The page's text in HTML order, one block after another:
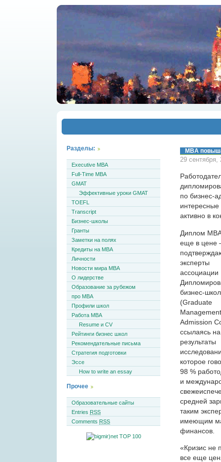
MBA
29
по бизнес-
интересные
активно в
Диплом
еще в цене
эксперты
ассоциации
бизнес-школ
(Graduate
Management
Admission
ссылаясь на
результаты
которое
98 %
и
средней
таким
имеющим
финансов.
«Кризис не
все еще
Разделы:
Executive MBA
Full-Time MBA
GMAT
Эффективные уроки GMAT
TOEFL
Transcript
Бизнес-школы
Гранты
Заметки на полях
Кредиты на MBA
Личности
Новости мира MBA
О лидерстве
Образование за рубежом
про MBA
Профили школ
Работа MBA
Resume и CV
Рейтинги бизнес школ
Рекомендательные письма
Стратегия подготовки
Эссе
How to write an essay
Прочее
Образовательные сайты
Entries RSS
Comments RSS